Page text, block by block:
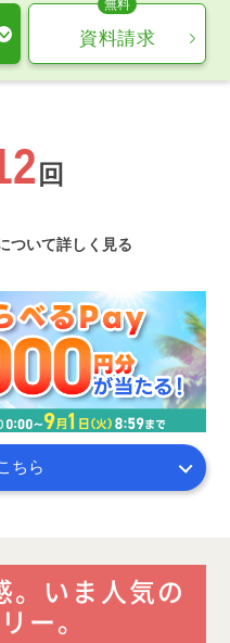
資料請求
回
ついて詳しく見る
ちら
。いま人気の
ー。